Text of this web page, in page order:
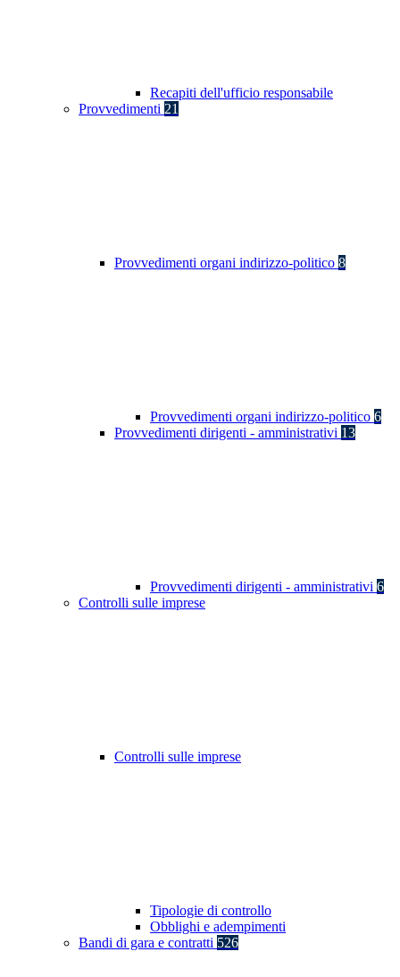
Recapiti dell'ufficio responsabile
Provvedimenti 21
Provvedimenti organi indirizzo-politico 8
Provvedimenti organi indirizzo-politico 6
Provvedimenti dirigenti - amministrativi 13
Provvedimenti dirigenti - amministrativi 6
Controlli sulle imprese
Controlli sulle imprese
Tipologie di controllo
Obblighi e adempimenti
Bandi di gara e contratti 526